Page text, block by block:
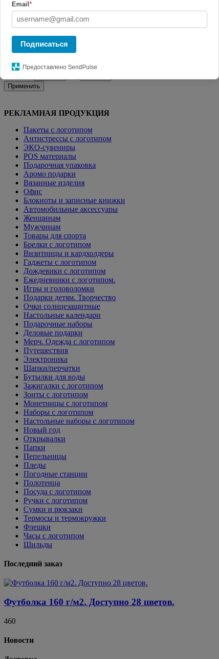
ГлавнаяКАТАЛОГ СУВЕНИРОВНастольные наборы с
логотипомНастольный органайзер с зарядкой, лампой,
вентилятором и подсветкой логотипа powerTower, черный
Фильтр
Применить
РЕКЛАМНАЯ ПРОДУКЦИЯ
Пакеты с логотипом
Антистрессы с логотипом
ЭКО-сувениры
POS материалы
Подарочная упаковка
Аромо подарки
Вязанные изделия
Офис
Блокноты и записные книжки
Автомобильные аксессуары
Женщинам
Мужчинам
Товары для спорта
Брелки с логотипом
Визитницы и кардхолдеры
Гаджеты с логотипом
Дождевики с логотипом
Ежедневники с логотипом.
Игры и головоломки
Подарки детям. Творчество
Очки солнцезащитные
Настольные календари
Подарочные наборы
Деловые подарки
Мерч. Одежда с логотипом
Путешествия
Электроника
Шапки/перчатки
Бутылки для воды
Зажигалки с логотипом
Зонты с логотипом
Монетницы с логотипом
Наборы с логотипом
Настольные наборы с логотипом
Новый год
Открывалки
Папки
Пепельницы
Пледы
Погодные станции
Полотенца
Посуда с логотипом
Ручки с логотипом
Сумки и рюкзаки
Термосы и термокружки
Флешки
Часы с логотипом
Шильды
Последний заказ
Футболка 160 г/м2. Доступно 28 цветов.
460
Новости
Email*
Подписаться
Предоставлено SendPulse